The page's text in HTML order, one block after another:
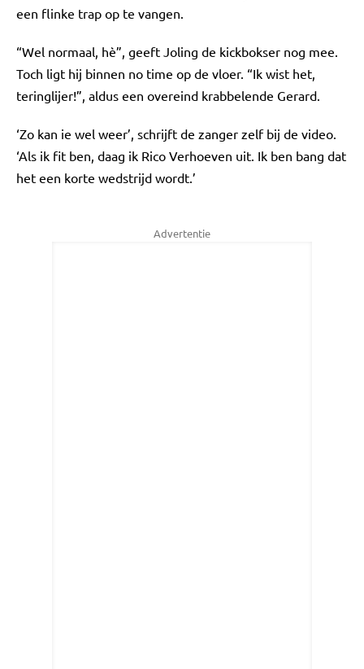
een flinke trap op te vangen.
“Wel normaal, hè”, geeft Joling de kickbokser nog mee.
Toch ligt hij binnen no time op de vloer. “Ik wist het,
teringlijer!”, aldus een overeind krabbelende Gerard.
‘Zo kan ie wel weer’, schrijft de zanger zelf bij de video.
‘Als ik fit ben, daag ik Rico Verhoeven uit. Ik ben bang dat
het een korte wedstrijd wordt.’
Advertentie